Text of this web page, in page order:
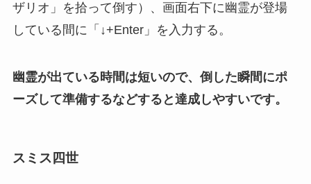
ザリオ」を拾って倒す）、画面右下に幽霊が登場
している間に「↓+Enter」を入力する。
幽霊が出ている時間は短いので、倒した瞬間にポ
ーズして準備するなどすると達成しやすいです。
スミス四世